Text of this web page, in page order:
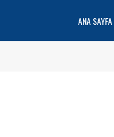
ANA SAYFA